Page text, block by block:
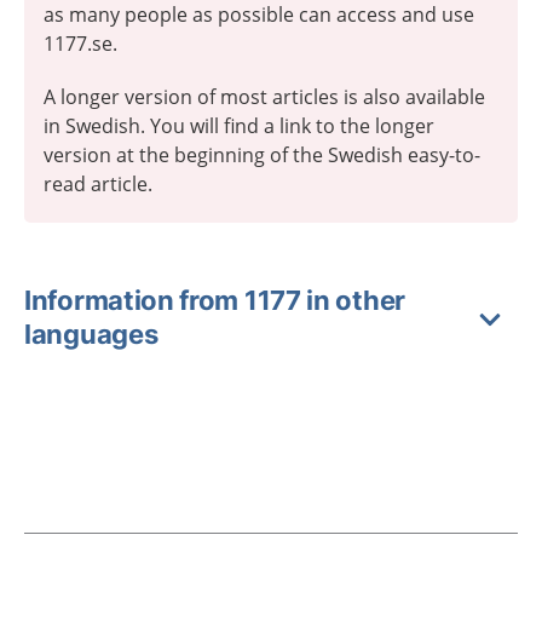
as many people as possible can access and use
1177.se.
A longer version of most articles is also available
in Swedish. You will find a link to the longer
version at the beginning of the Swedish easy-to-
read article.
Information from 1177 in other
languages